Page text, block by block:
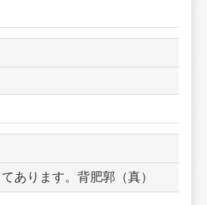
あります。背肥郭（真）